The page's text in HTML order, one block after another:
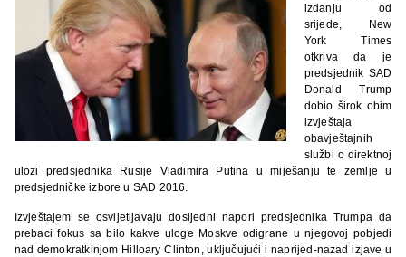
izdanju od
srijede, New
York Times
otkriva da je
predsjednik SAD
Donald Trump
dobio širok obim
izvještaja
obavještajnih
službi o direktnoj
ulozi predsjednika Rusije Vladimira Putina u miješanju te zemlje u
predsjedničke izbore u SAD 2016.
Izvještajem se osvijetljavaju dosljedni napori predsjednika Trumpa da
prebaci fokus sa bilo kakve uloge Moskve odigrane u njegovoj pobjedi
nad demokratkinjom Hilloary Clinton, uključujući i naprijed-nazad izjave u